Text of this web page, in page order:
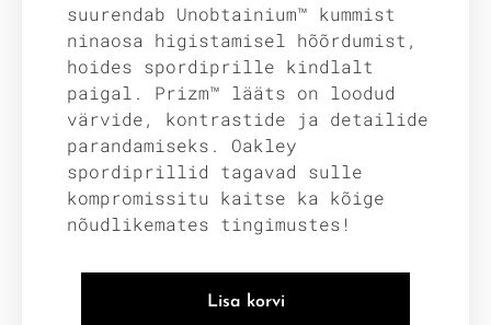
suurendab Unobtainium™ kummist
ninaosa higistamisel hõõrdumist,
hoides spordiprille kindlalt
paigal. Prizm™ lääts on loodud
värvide, kontrastide ja detailide
parandamiseks. Oakley
spordiprillid tagavad sulle
kompromissitu kaitse ka kõige
nõudlikemates tingimustes!
Lisa korvi